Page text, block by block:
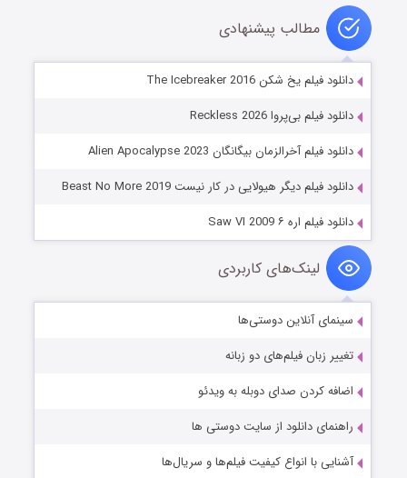
مطالب پیشنهادی
دانلود فیلم یخ‌ شکن The Icebreaker 2016
دانلود فیلم بی‌پروا Reckless 2026
دانلود فیلم آخرالزمان بیگانگان Alien Apocalypse 2023
دانلود فیلم دیگر هیولایی در کار نیست Beast No More 2019
دانلود فیلم اره ۶ Saw VI 2009
لینک‌های کاربردی
سینمای آنلاین دوستی‌ها
تغییر زبان فیلم‌های دو زبانه
اضافه کردن صدای دوبله به ویدئو
راهنمای دانلود از سایت دوستی ها
آشنایی با انواع کیفیت فیلم‌ها و سریال‌ها